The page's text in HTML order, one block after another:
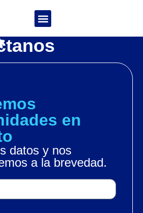
en
datos y nos
a la brevedad.